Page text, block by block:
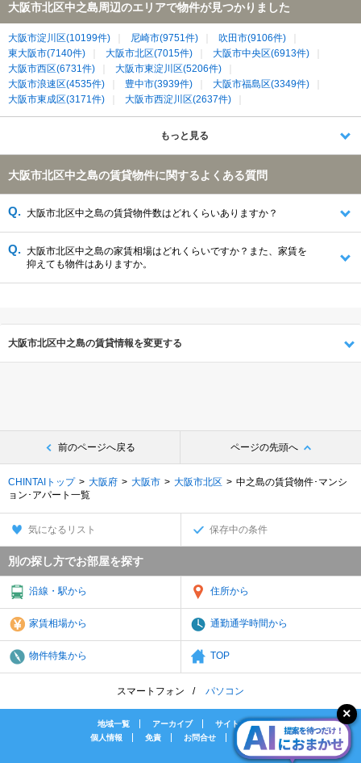
大阪市北区中之島周辺のエリアで物件が見つかりました
大阪市淀川区(10199件) 尼崎市(9751件)
吹田市(9106件)
東大阪市(7140件)
大阪市北区(7015件)
大阪市中央区(6913件)
大阪市西区(6731件)
大阪市東淀川区(5206件)
大阪市浪速区(4535件)
豊中市(3939件)
大阪市福島区(3349件)
大阪市東成区(3171件)
大阪市西淀川区(2637件)
大阪市平野区(2585件)
大阪市都島区(2377件)
大阪市城東区(2015件)
大東市(1202件)
門真市(1180件)
守口市(1129件)
大阪市鶴見区(952件)
大阪市西成区(528件)
もっと見る
大阪市北区中之島の賃貸物件に関するよくある質問
大阪市北区中之島の賃貸物件数はどれくらいありますか？
大阪市北区中之島の家賃相場はどれくらいですか？また、家賃を
抑えても物件はありますか。
大阪市北区中之島の賃貸情報を変更する
前のページへ戻る ページの先頭へ
CHINTAIトップ 大阪府 大阪市 大阪市北区
中之島の賃貸物件･マンシ
ョン･アパート一覧
気になるリスト 保存中の条件
別の探し方でお部屋を探す
沿線・駅から 住所から
家賃相場から 通勤通学時間から
物件特集から TOP
スマートフォン パソコン
地域一覧 アーカイブ
サイトマップ
個人情報
免責 お問合せ 会社案内